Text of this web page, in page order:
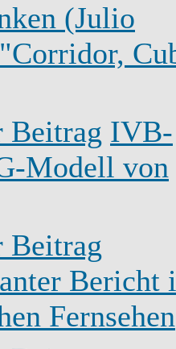
(Julio
IVB-
Modell von
Bericht
Fernsehen